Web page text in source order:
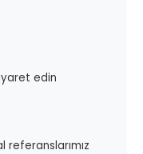
edin
referanslarımız